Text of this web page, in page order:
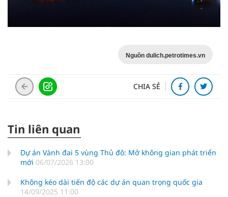
Nguồn dulich.petrotimes.vn
CHIA SẺ
Tin liên quan
Dự án Vành đai 5 vùng Thủ đô: Mở không gian phát triển
mới 06/07/2026 13:00
Không kéo dài tiến độ các dự án quan trọng quốc gia
14/09/2025 11:00